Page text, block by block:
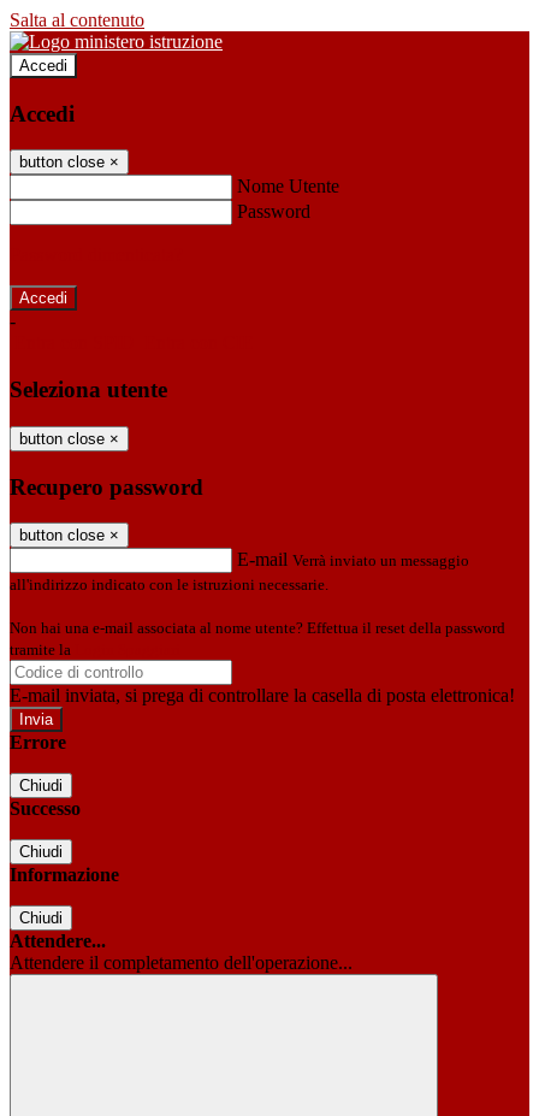
Salta al contenuto
Accedi
Accedi
button close ×
Nome Utente
Password
-
Seleziona utente
button close ×
Recupero password
button close ×
E-mail Verrà inviato un messaggio
all'indirizzo indicato con le istruzioni necessarie.
Non hai una e-mail associata al nome utente? Effettua il reset della password
tramite la
E-mail inviata, si prega di controllare la casella di posta elettronica!
Errore
Chiudi
Successo
Chiudi
Informazione
Chiudi
Attendere...
Attendere il completamento dell'operazione...